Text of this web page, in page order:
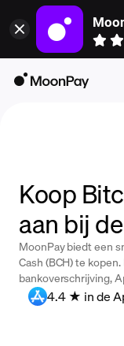
Individuals
Company
Crypto Prices
Learn
Support
Koop
aan bij
MoonPay biedt een
Cash (BCH) te
bankoverschrijving,
4.4 ★ in de